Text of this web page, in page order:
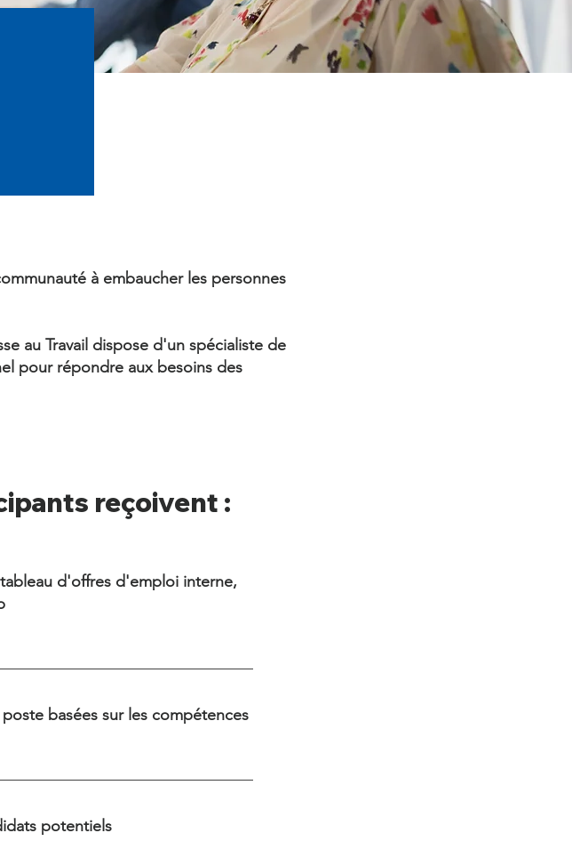
à embaucher les personnes
au Travail dispose d'un spécialiste de
pour répondre aux besoins des
reçoivent :
d'offres d'emploi interne,
basées sur les compétences
potentiels